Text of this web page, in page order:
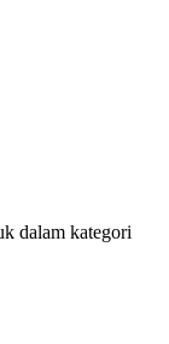
dalam kategori